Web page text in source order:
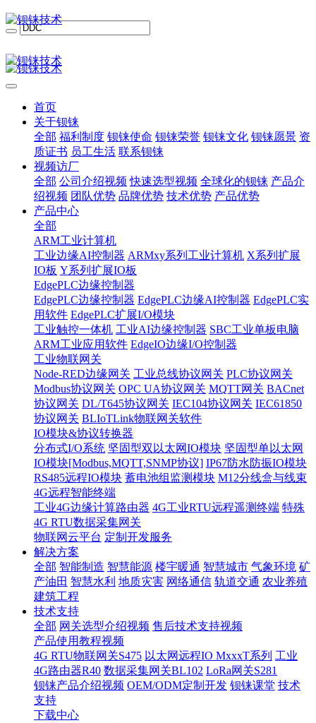
首页
关于钡铼
全部 福利制度 钡铼使命 钡铼荣誉 钡铼文化 钡铼愿景 资
质证书 员工生活 联系钡铼
视频访厂
全部 公司介绍视频 快速选型视频 全球化的钡铼 产品介
绍视频 团队优势 品牌优势 技术优势 产品优势
产品中心
全部
ARM工业计算机
工业边缘AI控制器 ARMxy系列工业计算机 X系列扩展
IO板 Y系列扩展IO板
EdgePLC边缘控制器
EdgePLC边缘控制器 EdgePLC边缘AI控制器 EdgePLC实
用软件 EdgePLC扩展I/O模块
工业触控一体机 工业AI边缘控制器 SBC工业单板电脑
ARM工业应用软件 EdgeIO边缘I/O控制器
工业物联网关
Node-RED边缘网关 工业总线协议网关 PLC协议网关
Modbus协议网关 OPC UA协议网关 MQTT网关 BACnet
协议网关 DL/T645协议网关 IEC104协议网关 IEC61850
协议网关 BLIoTLink物联网关软件
IO模块&协议转换器
分布式I/O系统 坚固型双以太网IO模块 坚固型单以太网
IO模块[Modbus,MQTT,SNMP协议] IP67防水防振IO模块
RS485远程IO模块 蓄电池组监测模块 M12分线盒与线束
4G远程智能终端
工业4G边缘计算路由器 4G工业RTU远程遥测终端 特殊
4G RTU数据采集网关
物联网云平台 定制开发服务
解决方案
全部 智能制造 智慧能源 楼宇暖通 智慧城市 气象环境 矿
产油田 智慧水利 地质灾害 网络通信 轨道交通 农业养殖
建筑工程
技术支持
全部 网关选型介绍视频 售后技术支持视频
产品使用教程视频
4G RTU物联网关S475 以太网远程IO MxxxT系列 工业
4G路由器R40 数据采集网关BL102 LoRa网关S281
钡铼产品介绍视频 OEM/ODM定制开发 钡铼课堂 技术
支持
下载中心